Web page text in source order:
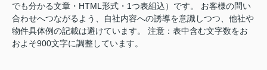
でも分かる文章・HTML形式・1つ表組込）です。 お客様の問い
合わせへつながるよう、自社内容への誘導を意識しつつ、他社や
物件具体例の記載は避けています。 注意：表中含む文字数をお
およそ900文字に調整しています。